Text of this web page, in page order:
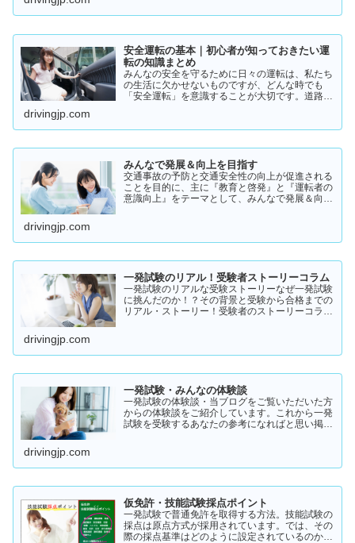
た。結論から言うと👇👉 …
安全運転の基本｜初心者が知っておきたい運
転の知識まとめ
みんなの安全を守るために日々の運転は、私たち
の生活に欠かせないものですが、どんな時でも
「安全運転」を意識することが大切です。道路状
過ぎや注意力の低下、小…
drivingjp.com
みんなで発展＆向上を目指す
交通事故の予防と交通安全性の向上が促進される
ことを目的に、主に『教育と啓発』と『運転者の
意識向上』をテーマとして、みんなで発展＆向上
drivingjp.com
一発試験のリアル！受験者ストーリーコラム
一発試験のリアルな受験ストーリーなぜ一発試験
に挑んだのか！？その背景と受験から合格までの
リアル・ストーリー！受験者のストーリーコラム
drivingjp.com
一発試験・みんなの体験談
一発試験の体験談・当ブログをご覧いただいた方
からの体験談をご紹介しています。これから一発
試験を受験するあなたの参考になればと思い掲載
drivingjp.com
仮免許・技能試験採点ポイント
一発試験で普通免許を取得する方法。技能試験の
採点は原点方式が採用されています。では、その
際の採点基準はどのように設定されているのかご